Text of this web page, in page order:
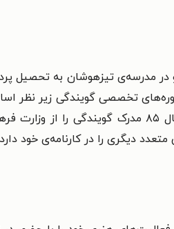
سال ۱۳۶۵ متولد شد و در مدرسه‌ی
تخصصی گویندگی زیر نظر
زیر نظر استاد شادروان فراگرفت و در
دیگری را در کارنامه‌ی خود